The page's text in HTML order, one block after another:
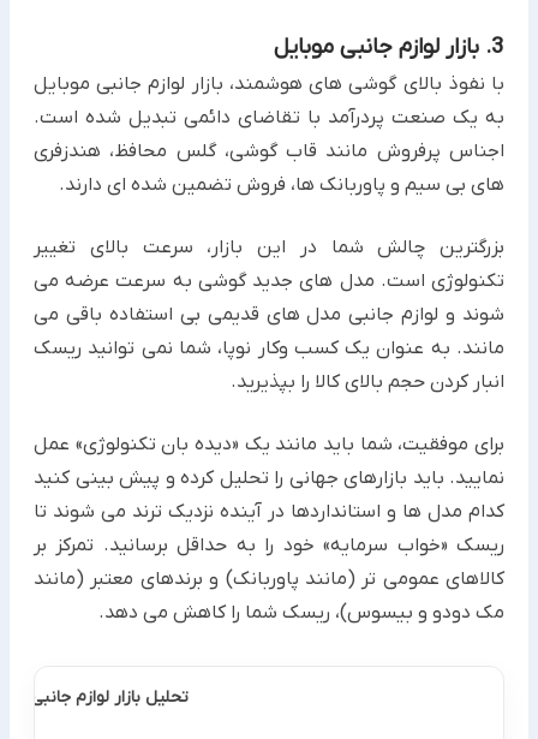
3. بازار لوازم جانبی موبایل
با نفوذ بالای گوشی های هوشمند، بازار لوازم جانبی موبایل
به یک صنعت پردرآمد با تقاضای دائمی تبدیل شده است.
اجناس پرفروش مانند قاب گوشی، گلس محافظ، هندزفری
های بی سیم و پاوربانک ها، فروش تضمین شده ای دارند.
بزرگترین چالش شما در این بازار، سرعت بالای تغییر
تکنولوژی است. مدل های جدید گوشی به سرعت عرضه می
شوند و لوازم جانبی مدل های قدیمی بی استفاده باقی می
مانند. به عنوان یک کسب وکار نوپا، شما نمی توانید ریسک
انبار کردن حجم بالای کالا را بپذیرید.
برای موفقیت، شما باید مانند یک «دیده بان تکنولوژی» عمل
نمایید. باید بازارهای جهانی را تحلیل کرده و پیش بینی کنید
کدام مدل ها و استانداردها در آینده نزدیک ترند می شوند تا
ریسک «خواب سرمایه» خود را به حداقل برسانید. تمرکز بر
کالاهای عمومی تر (مانند پاوربانک) و برندهای معتبر (مانند
مک دودو و بیسوس)، ریسک شما را کاهش می دهد.
تحلیل بازار لوازم جانبی